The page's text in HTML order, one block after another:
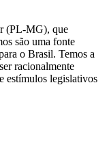
(PL-MG), que
são uma fonte
o Brasil. Temos a
racionalmente
estímulos legislativos